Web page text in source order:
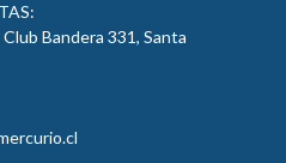
Bandera 331, Santa